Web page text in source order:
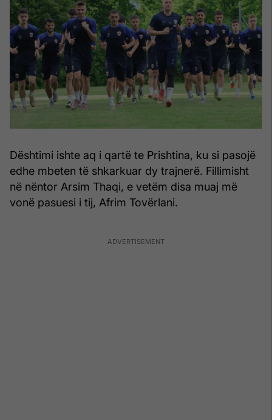
Dështimi ishte aq i qartë te Prishtina, ku si pasojë
edhe mbeten të shkarkuar dy trajnerë. Fillimisht
në nëntor Arsim Thaqi, e vetëm disa muaj më
vonë pasuesi i tij, Afrim Tovërlani.